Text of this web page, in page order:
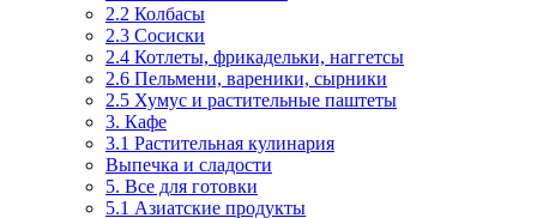
2.2 Колбасы
2.3 Сосиски
2.4 Котлеты, фрикадельки, наггетсы
2.6 Пельмени, вареники, сырники
2.5 Хумус и растительные паштеты
3. Кафе
3.1 Растительная кулинария
Выпечка и сладости
5. Все для готовки
5.1 Азиатские продукты